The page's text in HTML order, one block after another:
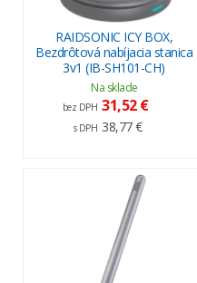
RAIDSONIC ICY BOX,
Bezdrôtová nabíjacia stanica
3v1 (IB-SH101-CH)
Na sklade
bez DPH 31,52 €
s DPH 38,77 €